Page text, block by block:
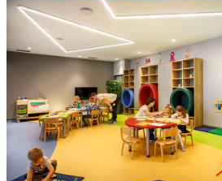
Rodinné programy
zábavní programy pro všechny
Maro Party každý večer
hry a programy- rodinné výlety,
(nejméně třikrát týdně)
profesionální programy pro děti-
vystoupení a kouzelnická
letní kino- promítají se ve vnitřním
animované a rodinné filmy-
Služby pro rodiny